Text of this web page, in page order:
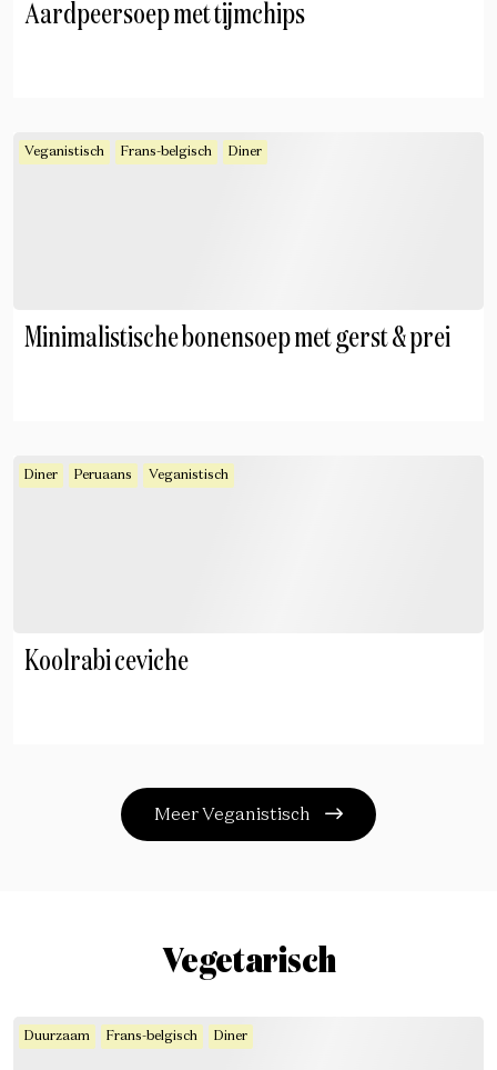
Aardpeersoep met tijmchips
Veganistisch Frans-belgisch Diner
Minimalistische bonensoep met gerst & prei
Diner Peruaans Veganistisch
Koolrabi ceviche
Meer Veganistisch
Vegetarisch
Duurzaam Frans-belgisch Diner